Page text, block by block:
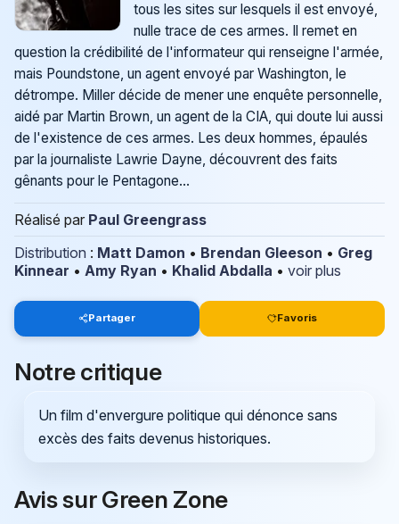
tous les sites sur lesquels il est envoyé,
nulle trace de ces armes. Il remet en
question la crédibilité de l'informateur qui renseigne l'armée,
mais Poundstone, un agent envoyé par Washington, le
détrompe. Miller décide de mener une enquête personnelle,
aidé par Martin Brown, un agent de la CIA, qui doute lui aussi
de l'existence de ces armes. Les deux hommes, épaulés
par la journaliste Lawrie Dayne, découvrent des faits
gênants pour le Pentagone...
Réalisé par Paul Greengrass
Distribution : Matt Damon • Brendan Gleeson • Greg
Kinnear • Amy Ryan • Khalid Abdalla • voir plus
Partager Favoris
Notre critique
Un film d'envergure politique qui dénonce sans
excès des faits devenus historiques.
Avis sur Green Zone